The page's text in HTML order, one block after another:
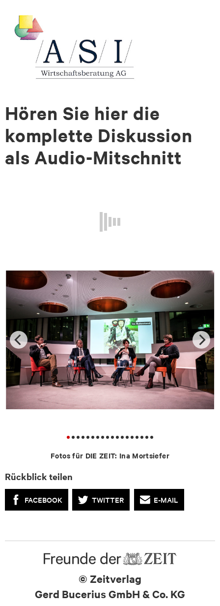
Hören Sie hier die
komplette Diskussion
als Audio-Mitschnitt
Fotos für DIE ZEIT: Ina Mortsiefer
Rückblick teilen
FACEBOOK TWITTER E-MAIL
© Zeitverlag
Gerd Bucerius GmbH & Co. KG